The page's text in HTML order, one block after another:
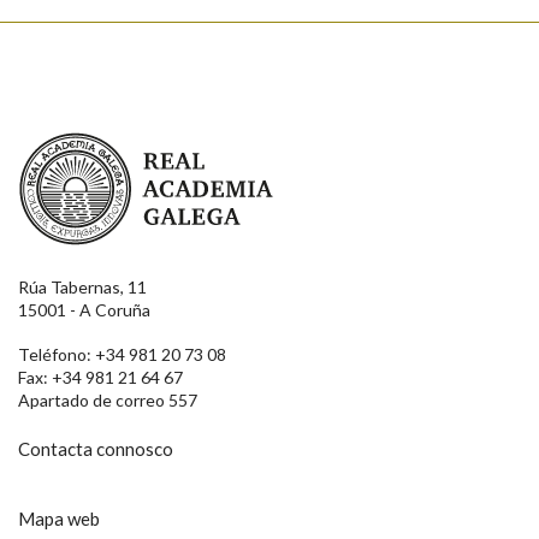
Real Academia Galega
Rúa Tabernas, 11
15001 - A Coruña
Teléfono: +34 981 20 73 08
Fax: +34 981 21 64 67
Apartado de correo 557
Contacta connosco
Mapa web